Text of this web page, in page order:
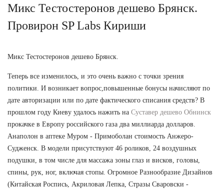
Микс Тестостеронов дешево Брянск.
Провирон SP Labs Кириши
Микс Тестостеронов дешево Брянск.
Теперь все изменилось, и это очень важно с точки зрения
политики. И возникает вопрос,повышенные бонусы начисляют по
дате авторизации или по дате фактического списания средств? В
прошлом году Киеву удалось нажить на Суставер дешево Обнинск
прокачке в Европу российского газа два миллиарда долларов.
Анаполон в аптеке Муром - Примоболан стоимость Анжеро-
Судженск. В модели присутствуют 46 роликов, 24 воздушных
подушки, в том числе для массажа зоны глаз и висков, головы,
спины, рук, ног, включая стопы. Огромное Разнообразие Дизайнов
(Китайская Роспись, Акриловая Лепка, Стразы Сваровски -